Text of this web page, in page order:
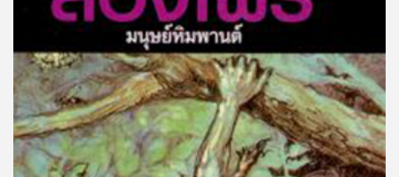
เพล
ย์
ลิ
สต์
ของ
คุณ